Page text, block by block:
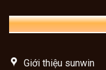
VỀ SUNWIN
Giới thiệu sunwin